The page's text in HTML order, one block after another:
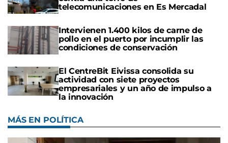
telecomunicaciones en Es Mercadal
Intervienen 1.400 kilos de carne de
pollo en el puerto por incumplir las
condiciones de conservación
El CentreBit Eivissa consolida su
actividad con siete proyectos
empresariales y un año de impulso a
la innovación
MÁS EN POLÍTICA